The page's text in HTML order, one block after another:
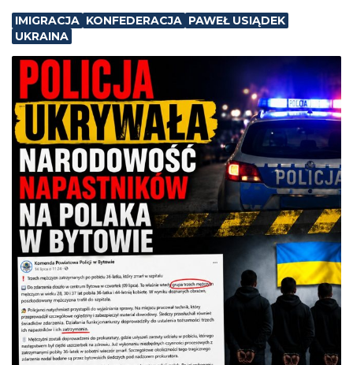
IMIGRACJA KONFEDERACJA PAWEŁ USIĄDEK
UKRAINA